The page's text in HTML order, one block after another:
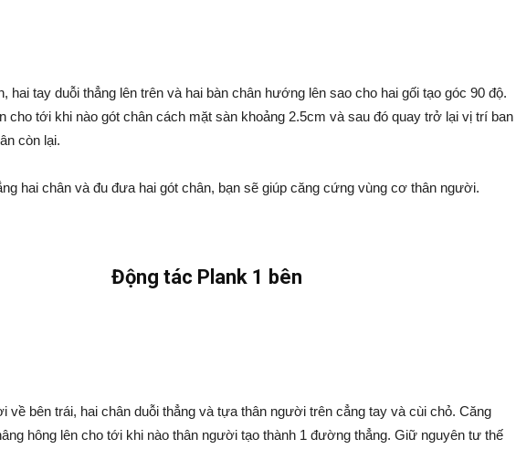
hai tay duỗi thẳng lên trên và hai bàn chân hướng lên sao cho hai gối tạo góc 90 độ.
cho tới khi nào gót chân cách mặt sàn khoảng 2.5cm và sau đó quay trở lại vị trí ban
còn lại.
hai chân và đu đưa hai gót chân, bạn sẽ giúp căng cứng vùng cơ thân người.
Động tác Plank 1 bên
về bên trái, hai chân duỗi thẳng và tựa thân người trên cẳng tay và cùi chỏ. Căng
hông lên cho tới khi nào thân người tạo thành 1 đường thẳng. Giữ nguyên tư thế